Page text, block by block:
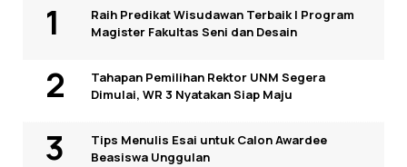
Raih Predikat Wisudawan Terbaik I Program
Magister Fakultas Seni dan Desain
Tahapan Pemilihan Rektor UNM Segera
Dimulai, WR 3 Nyatakan Siap Maju
Tips Menulis Esai untuk Calon Awardee
Beasiswa Unggulan